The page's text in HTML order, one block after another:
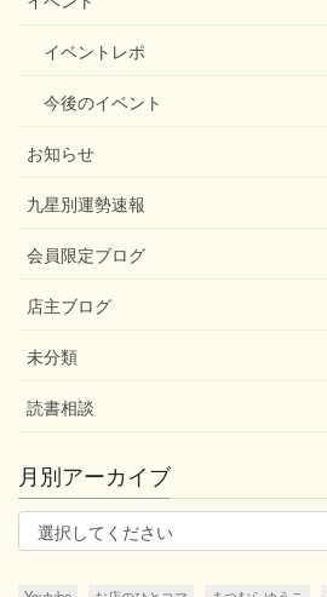
イベントレポ
今後のイベント
お知らせ
九星別運勢速報
会員限定ブログ
店主ブログ
未分類
読書相談
月別アーカイブ